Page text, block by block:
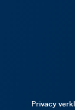
Privacy